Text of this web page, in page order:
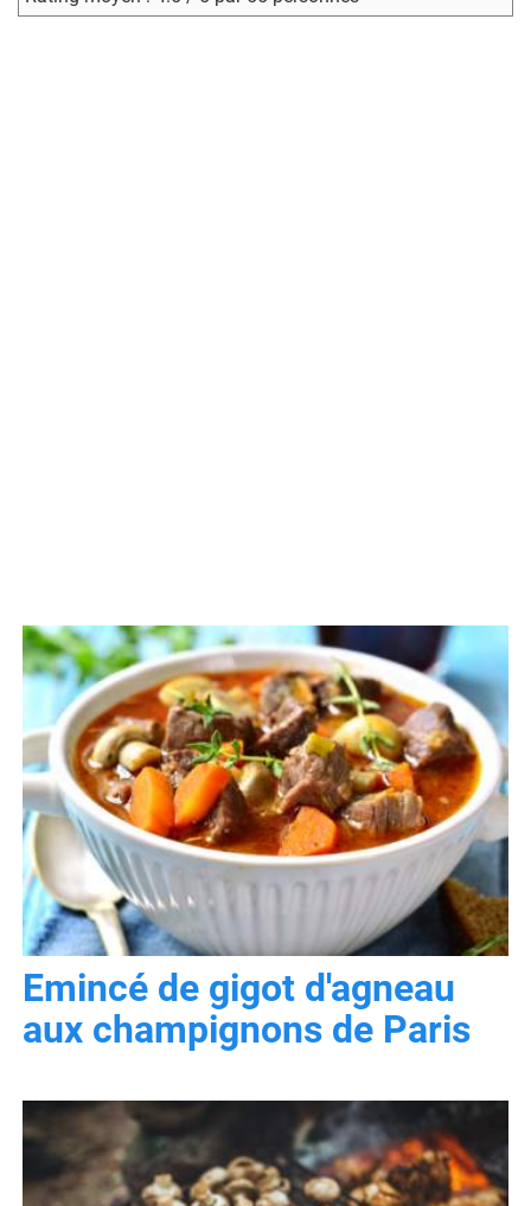
Emincé de gigot d'agneau
aux champignons de Paris